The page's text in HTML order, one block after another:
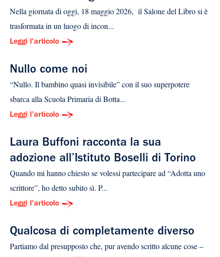
Nella giornata di oggi, 18 maggio 2026, il Salone del Libro si è
trasformata in un luogo di incon...
Leggi l'articolo
Nullo come noi
“Nullo. Il bambino quasi invisibile” con il suo superpotere
sbarca alla Scuola Primaria di Botta...
Leggi l'articolo
Laura Buffoni racconta la sua
adozione all’Istituto Boselli di Torino
Quando mi hanno chiesto se volessi partecipare ad “Adotta uno
scrittore”, ho detto subito sì. P...
Leggi l'articolo
Qualcosa di completamente diverso
Partiamo dal presupposto che, pur avendo scritto alcune cose –